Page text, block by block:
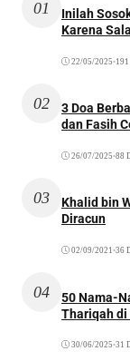
01
Inilah
Karena
22/05/2025 •
02
3 Doa
dan Fasih
26/07/2025 •88
03
Khalid bin
Diracun
02/09/2021 •36
04
50 Nama-
Thariqah di
30/06/2025 •31